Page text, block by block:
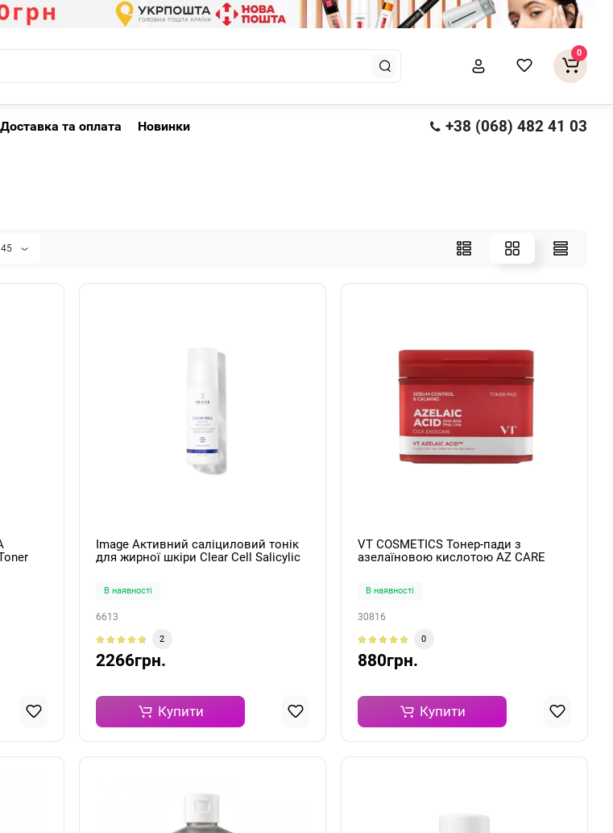
0
Доставка та оплата Новинки +38 (068) 482 41 03
45
Image Активний саліциловий тонік
для жирної шкіри Clear Cell Salicylic
В наявності
6613
2
2266грн.
Купити
VT COSMETICS Тонер-пади з
азелаїновою кислотою AZ CARE
В наявності
30816
0
880грн.
Купити